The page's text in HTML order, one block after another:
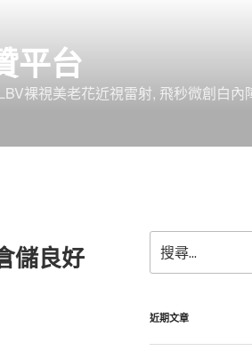
平台
裸視美老花近視雷射, 飛秒微創白內
儲良好
尋
關
字:
近期文章